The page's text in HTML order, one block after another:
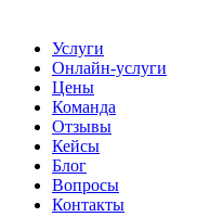
Услуги
Онлайн-услуги
Цены
Команда
Отзывы
Кейсы
Блог
Вопросы
Контакты